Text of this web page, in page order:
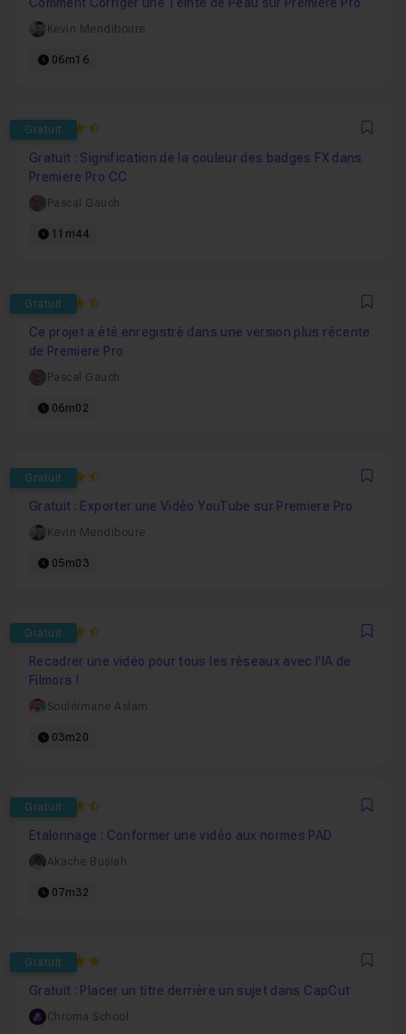
Kevin Mendiboure
06m16
Gratuit
4.9090909090909
Gratuit : Signification de la couleur des badges FX dans
Premiere Pro CC
Pascal Gauch
11m44
Gratuit
4.7619047619048
Ce projet a été enregistré dans une version plus récente
de Premiere Pro
Pascal Gauch
06m02
Gratuit
4.7777777777778
Gratuit : Exporter une Vidéo YouTube sur Premiere Pro
Kevin Mendiboure
05m03
Gratuit
4.75
Recadrer une vidéo pour tous les réseaux avec l'IA de
Filmora !
Souléimane Aslam
03m20
Gratuit
4.375
Etalonnage : Conformer une vidéo aux normes PAD
Akache Busiah
07m32
Gratuit
5
Gratuit : Placer un titre derrière un sujet dans CapCut
Chroma School